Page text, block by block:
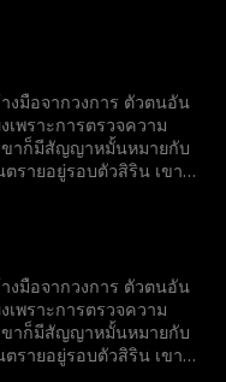
งมือจากวงการ ตัวตนอัน
เพราะการตรวจความ
าก็มีสัญญาหมั้นหมายกับ
รายอยู่รอบตัวสิริน เขาจึง
งมือจากวงการ ตัวตนอัน
เพราะการตรวจความ
าก็มีสัญญาหมั้นหมายกับ
รายอยู่รอบตัวสิริน เขาจึง